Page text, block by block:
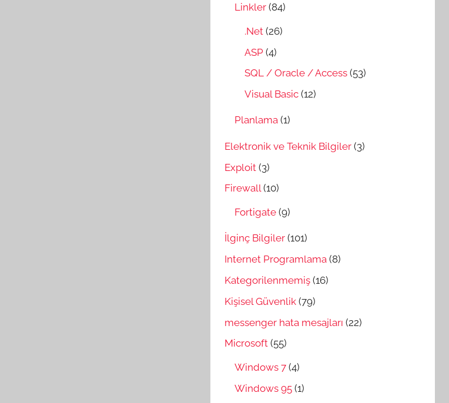
Linkler (84)
.Net (26)
ASP (4)
SQL / Oracle / Access (53)
Visual Basic (12)
Planlama (1)
Elektronik ve Teknik Bilgiler (3)
Exploit (3)
Firewall(10)
Fortigate (9)
İlginç Bilgiler (101)
Internet Programlama (8)
Kategorilenmemiş (16)
Kişisel Güvenlik (79)
messenger hata mesajları (22)
Microsoft (55)
Windows 7 (4)
Windows 95 (1)